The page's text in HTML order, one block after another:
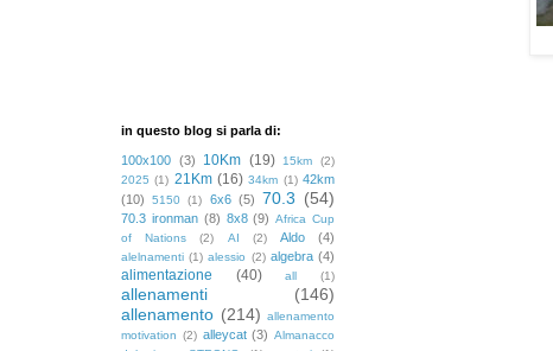
in questo blog si parla di:
100x100 (3) 10Km (19) 15km
(2)
2025 (1) 21Km (16) 34km (1) 42km
(10)
5150 (1) 6x6 (5) 70.3 (54)
70.3 ironman (8) 8x8 (9) Africa Cup
of Nations
(2) AI (2) Aldo (4)
alelnamenti (1) alessio (2) algebra (4)
alimentazione (40) all (1)
allenamenti
(146)
allenamento (214) allenamento
motivation (2) alleycat (3) Almanacco